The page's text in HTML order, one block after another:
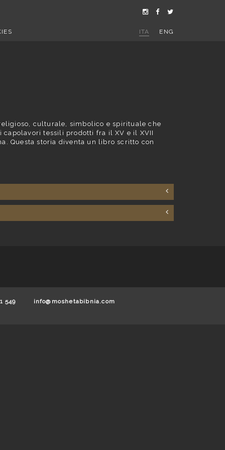
ITA ENG
culturale, simbolico e spirituale che
tessili prodotti fra il XV e il XVII
Questa storia diventa un libro scritto con
549
info@moshetabibnia.com